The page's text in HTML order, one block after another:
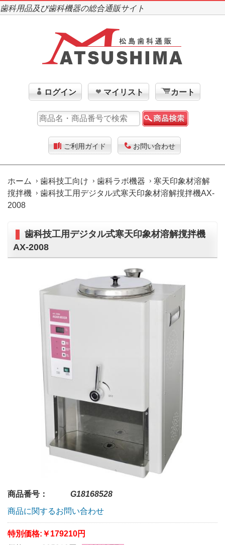
歯科用品及び歯科機器の総合通販サイト
ログイン マイリスト カート
ご利用ガイド お問い合わせ
ホーム 歯科技工向け 歯科ラボ機器
寒天印象材溶解
撹拌機
歯科技工用デジタル式寒天印象材溶解撹拌機AX-
2008
歯科技工用デジタル式寒天印象材溶解撹拌機
AX-2008
商品番号：
G18168528
商品に関するお問い合わせ
特別価格: ￥179210円